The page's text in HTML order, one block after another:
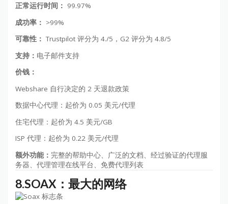
正常运行时间： 99.97%
成功率： >99%
可靠性： Trustpilot 评分为 4./5，G2 评分为 4.8/5
支持： 电子邮件支持
价钱：
Webshare 自行决定的 2 天退款政策
数据中心代理：起价为 0.05 美元/代理
住宅代理：起价为 4.5 美元/GB
ISP 代理：起价为 0.22 美元/代理
额外功能： 完整的帮助中心、广泛的文档、经过验证的代理服
务器、代理管理在线平台、免费代理列表
8.SOAX：最大的网络